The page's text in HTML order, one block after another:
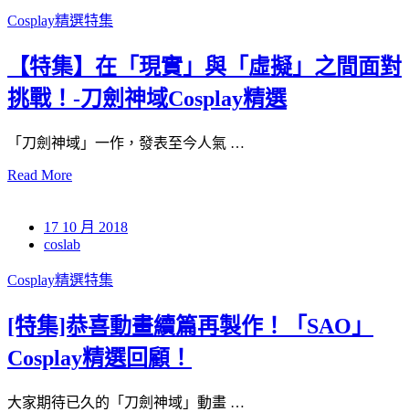
Cosplay精選特集
【特集】在「現實」與「虛擬」之間面對
挑戰！-刀劍神域Cosplay精選
「刀劍神域」一作，發表至今人氣 …
Read More
17 10 月 2018
coslab
Cosplay精選特集
[特集]恭喜動畫續篇再製作！「SAO」
Cosplay精選回顧！
大家期待已久的「刀劍神域」動畫 …